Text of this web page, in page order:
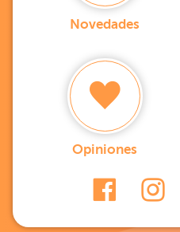
Novedades
Opiniones